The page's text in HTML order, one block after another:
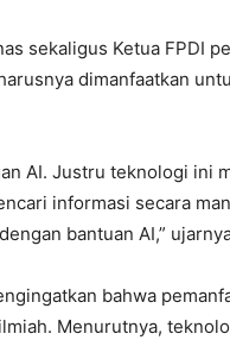
sekaligus Ketua FPDI
dimanfaatkan
AI. Justru teknologi ini
informasi secara
bantuan AI,”
bahwa
Menurutnya,